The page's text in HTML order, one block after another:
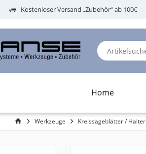
Kostenloser Versand „Zubehör“ ab 100€
Home
Werkzeuge Kreissägeblätter / Halter